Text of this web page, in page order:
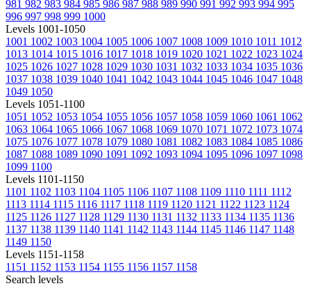
981 982 983 984 985 986 987 988 989 990 991 992 993 994 995
996 997 998 999 1000
Levels 1001-1050
1001 1002 1003 1004 1005 1006 1007 1008 1009 1010 1011 1012
1013 1014 1015 1016 1017 1018 1019 1020 1021 1022 1023 1024
1025 1026 1027 1028 1029 1030 1031 1032 1033 1034 1035 1036
1037 1038 1039 1040 1041 1042 1043 1044 1045 1046 1047 1048
1049 1050
Levels 1051-1100
1051 1052 1053 1054 1055 1056 1057 1058 1059 1060 1061 1062
1063 1064 1065 1066 1067 1068 1069 1070 1071 1072 1073 1074
1075 1076 1077 1078 1079 1080 1081 1082 1083 1084 1085 1086
1087 1088 1089 1090 1091 1092 1093 1094 1095 1096 1097 1098
1099 1100
Levels 1101-1150
1101 1102 1103 1104 1105 1106 1107 1108 1109 1110 1111 1112
1113 1114 1115 1116 1117 1118 1119 1120 1121 1122 1123 1124
1125 1126 1127 1128 1129 1130 1131 1132 1133 1134 1135 1136
1137 1138 1139 1140 1141 1142 1143 1144 1145 1146 1147 1148
1149 1150
Levels 1151-1158
1151 1152 1153 1154 1155 1156 1157 1158
Search levels